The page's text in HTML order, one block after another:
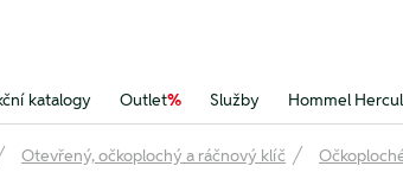
katalogy Outlet% Služby Hommel
Otevřený, očkoplochý a ráčnový klíč